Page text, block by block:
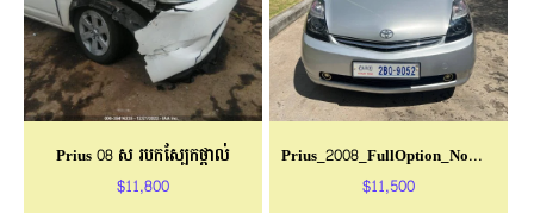
Prius 08 ស របកស្បែកថ្ពាល់
$11,800
Prius_2008_FullOption_NoMap
$11,500